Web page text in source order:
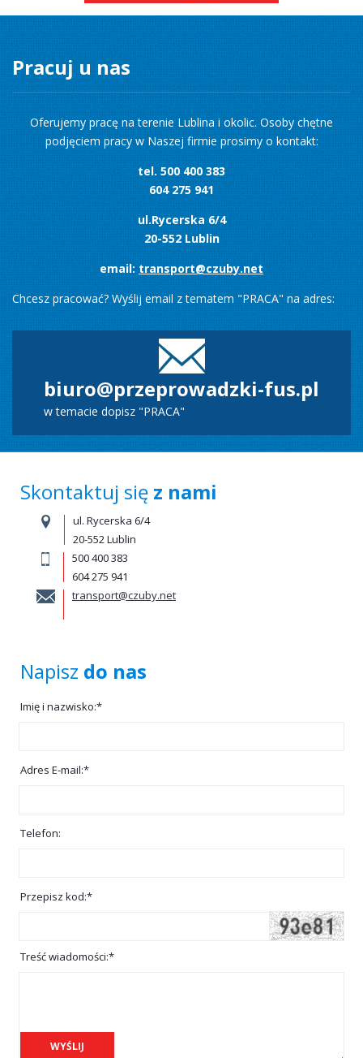
Pracuj u nas
Oferujemy pracę na terenie Lublina i okolic. Osoby chętne
podjęciem pracy w Naszej firmie prosimy o kontakt:
tel. 500 400 383
604 275 941
ul.Rycerska 6/4
20-552 Lublin
email:transport@czuby.net
Chcesz pracować? Wyślij email z tematem "PRACA" na adres:
biuro@przeprowadzki-fus.pl
w temacie dopisz "PRACA"
Skontaktuj się z nami
ul. Rycerska 6/4
20-552Lublin
500 400 383
604 275 941
transport@czuby.net
Napisz do nas
Imię i nazwisko:*
Adres E-mail:*
Telefon:
Przepisz kod:*
Treść wiadomości:*